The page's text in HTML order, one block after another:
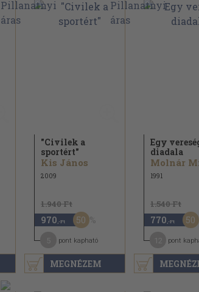
MEGNÉZEM
"Civilek a
sportért"
Kis János
2009
1.940 Ft
970 ,-Ft 50
pont kapható
Egy
diadala
Molnár
1991
1.540 Ft
770 ,-Ft 50
pont